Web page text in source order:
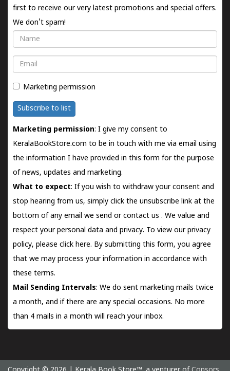
first to receive our very latest promotions and special offers.
We don't spam!
Name
Email
Marketing permission
Subscribe to list
Marketing permission: I give my consent to
KeralaBookStore.com to be in touch with me via email using
the information I have provided in this form for the purpose
of news, updates and marketing.
What to expect: If you wish to withdraw your consent and
stop hearing from us, simply click the unsubscribe link at the
bottom of any email we send orcontact us . We value and
respect your personal data and privacy. To view our privacy
policy, please click here. By submitting this form, you agree
that we may process your information in accordance with
these terms.
Mail Sending Intervals: We do sent marketing mails twice
a month, and if there are any special occasions. No more
than 4 mails in a month will reach your inbox.